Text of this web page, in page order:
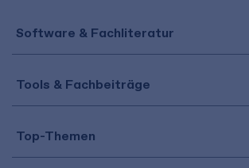
Software & Fachliteratur
Tools & Fachbeiträge
Top-Themen